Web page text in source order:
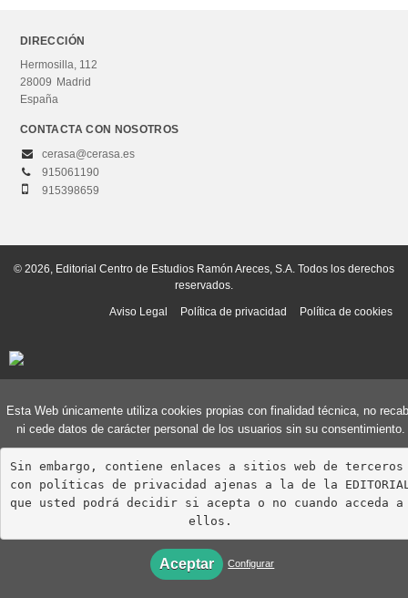
DIRECCIÓN
Hermosilla, 112
28009 Madrid
España
CONTACTA CON NOSOTROS
cerasa@cerasa.es
915061190
915398659
© 2026, Editorial Centro de Estudios Ramón Areces, S.A. Todos los derechos
reservados.
Aviso Legal Política de privacidad Política de cookies
Esta Web únicamente utiliza cookies propias con finalidad técnica, no
ni cede datos de carácter personal de los usuarios sin su consentimiento.
Sin embargo, contiene enlaces a sitios web de terceros
con políticas de privacidad ajenas a la de la
que usted podrá decidir si acepta o no cuando acceda a
ellos.
Aceptar Configurar